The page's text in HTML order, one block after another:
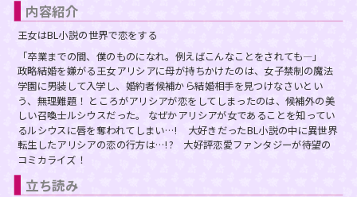
ピュールコミックス
フェアリーキス
Miacomics
BLUEMOON Novels
ペタル
少女コミック
ライトノベル
全作品ジャンル一覧へ
採用情報
募集情報
PurComics募集情報
書店様向け試し読み・POPダウンロード
内容紹介
王女はBL小説の世界で恋をする
「卒業までの間、僕のものになれ。例えばこんなことをされても—」
政略結婚を嫌がる王女アリシアに母が持ちかけたのは、女子禁制の魔法
学園に男装して入学し、婚約者候補から結婚相手を見つけなさいとい
う、無理難題！ ところがアリシアが恋をしてしまったのは、候補外の美
しい召喚士ルシウスだった。 なぜかアリシアが女であることを知ってい
るルシウスに唇を奪われてしまい…! 大好きだったBL小説の中に異世界
転生したアリシアの恋の行方は…!? 大好評恋愛ファンタジーが待望の
コミカライズ！
立ち読み